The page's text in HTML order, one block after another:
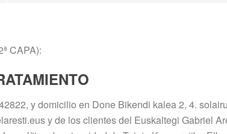
CAPA):
y domicilio en Done Bikendi kalea 2, 4.
y de los clientes del Euskaltegi Gabriel